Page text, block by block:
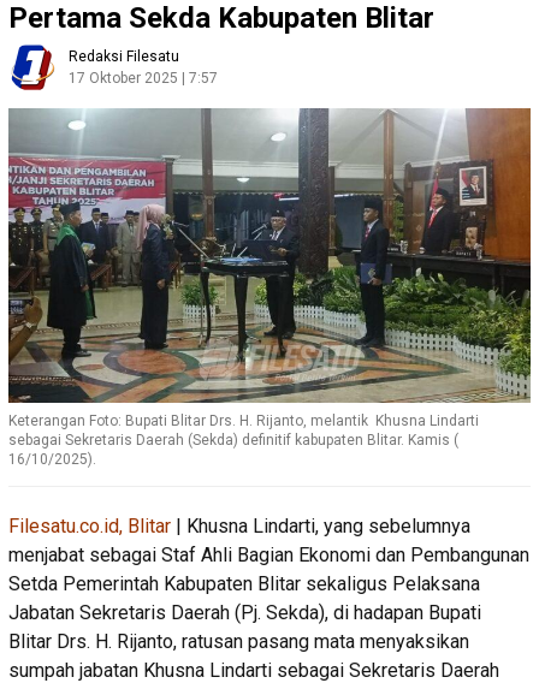
Pertama Sekda Kabupaten Blitar
Redaksi Filesatu
17 Oktober 2025 | 7:57
Keterangan Foto: Bupati Blitar Drs. H. Rijanto, melantik Khusna Lindarti
sebagai Sekretaris Daerah (Sekda) definitif kabupaten Blitar. Kamis (
16/10/2025).
Filesatu.co.id, Blitar | Khusna Lindarti, yang sebelumnya
menjabat sebagai Staf Ahli Bagian Ekonomi dan Pembangunan
Setda Pemerintah Kabupaten Blitar sekaligus Pelaksana
Jabatan Sekretaris Daerah (Pj. Sekda), di hadapan Bupati
Blitar Drs. H. Rijanto, ratusan pasang mata menyaksikan
sumpah jabatan Khusna Lindarti sebagai Sekretaris Daerah